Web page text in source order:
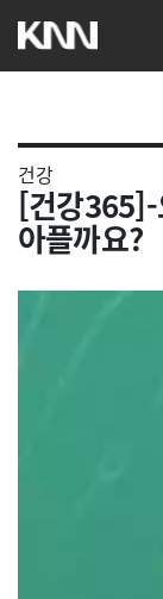
건강
[건강365]-
아플까요?